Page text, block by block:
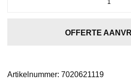
OFFERTE
Artikelnummer: 7020621119